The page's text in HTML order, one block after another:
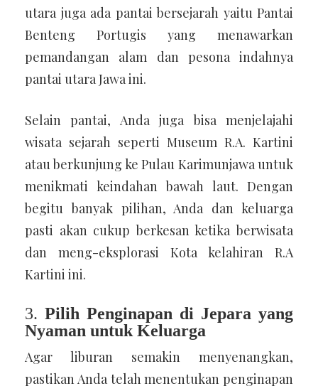
utara juga ada pantai bersejarah yaitu Pantai
Benteng Portugis yang menawarkan
pemandangan alam dan pesona indahnya
pantai utara Jawa ini.
Selain pantai, Anda juga bisa menjelajahi
wisata sejarah seperti Museum R.A. Kartini
atau berkunjung ke Pulau Karimunjawa untuk
menikmati keindahan bawah laut. Dengan
begitu banyak pilihan, Anda dan keluarga
pasti akan cukup berkesan ketika berwisata
dan meng-eksplorasi Kota kelahiran R.A
Kartini ini.
3. Pilih Penginapan di Jepara yang
Nyaman untuk Keluarga
Agar liburan semakin menyenangkan,
pastikan Anda telah menentukan penginapan